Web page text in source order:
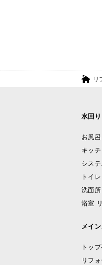
リ
水回
お風
キッ
シス
トイ
洗面
浴室
メイ
トッ
リフ